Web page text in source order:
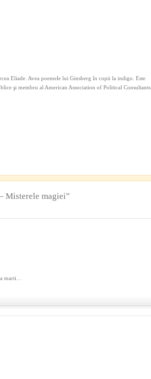
Eliade. Avea poemele lui Ginsberg în copii la indigo. Este
şi membru al American Association of Political Consultants.
Misterele magiei”
marti…